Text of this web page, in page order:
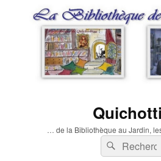
… de la Bibliothèque au Jardin,
Recherche :